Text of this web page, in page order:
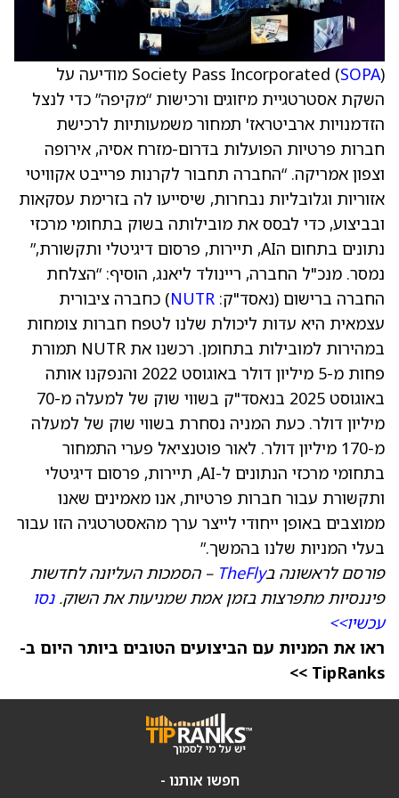
Society Pass Incorporated (SOPA
) מודיעה על
השקת אסטרטגיית מיזוגים ורכישות “מקיפה” כדי לנצל
הזדמנויות ארביטראז' תמחור משמעותיות לרכישת
חברות פרטיות הפועלות בדרום-מזרח אסיה, אירופה
וצפון אמריקה. “החברה תחבור לקרנות פרייבט אקוויטי
אזוריות וגלובליות נבחרות, שיסייעו לה בזרימת עסקאות
ובביצוע, כדי לבסס את מובילותה בשוק בתחומי מרכזי
נתונים בתחום הAI, תיירות, פרסום דיגיטלי ותקשורת,”
נמסר. מנכ"ל החברה, ריינולד ליאנג, הוסיף: “הצלחת
החברה ברישום (נאסד"ק: NUTR) כחברה ציבורית
עצמאית היא עדות ליכולת שלנו לטפח חברות צומחות
במהירות למובילות בתחומן. רכשנו את NUTR תמורת
פחות מ-5 מיליון דולר באוגוסט 2022 והנפקנו אותה
באוגוסט 2025 בנאסד"ק בשווי שוק של למעלה מ-70
מיליון דולר. כעת המניה נסחרת בשווי שוק של למעלה
מ-170 מיליון דולר. לאור פוטנציאל פערי התמחור
בתחומי מרכזי הנתונים ל-AI, תיירות, פרסום דיגיטלי
ותקשורת עבור חברות פרטיות, אנו מאמינים שאנו
ממוצבים באופן ייחודי לייצר ערך מהאסטרטגיה הזו עבור
בעלי המניות שלנו בהמשך.”
פורסם לראשונה בTheFly – הסמכות העליונה לחדשות
פיננסיות מתפרצות בזמן אמת שמניעות את השוק.נסו
עכשיו>>
ראו את המניות עם הביצועים הטובים ביותר היום ב-
TipRanks >>
חפשו אותנו -